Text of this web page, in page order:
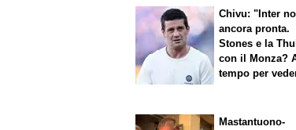
Chivu: "Inter
ancora pronta.
Stones e la
con il Monza?
tempo per
Mastantuono-